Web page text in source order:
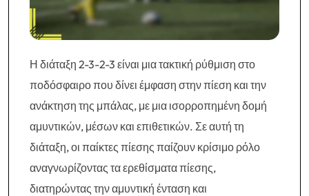
Η διάταξη 2-3-2-3 είναι μια τακτική ρύθμιση στο
ποδόσφαιρο που δίνει έμφαση στην πίεση και την
ανάκτηση της μπάλας, με μια ισορροπημένη δομή
αμυντικών, μέσων και επιθετικών. Σε αυτή τη
διάταξη, οι παίκτες πίεσης παίζουν κρίσιμο ρόλο
αναγνωρίζοντας τα ερεθίσματα πίεσης,
διατηρώντας την αμυντική ένταση και